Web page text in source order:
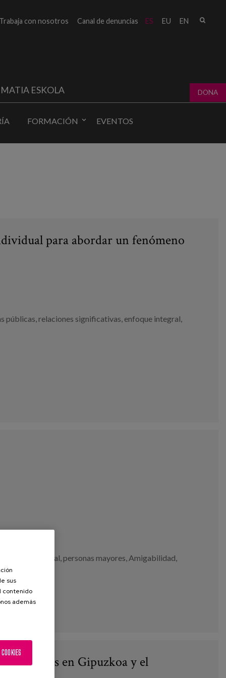
ES EU EN
Trabaja con nosotros Canal de denuncias
MATIA ESKOLA DONA
FORMACIÓN EVENTOS
para abordar un fenómeno
públicas,relaciones significativas, enfoque integral,
inclusión social personas mayores Amigabilidad
55 y más en Gipuzkoa y el
sus
contenido
además